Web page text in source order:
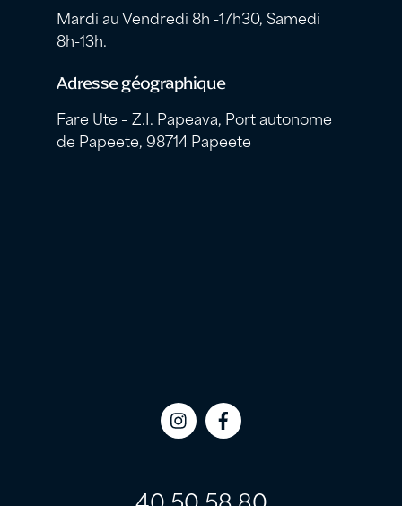
Mardi au Vendredi 8h -17h30, Samedi
8h-13h.
Adresse géographique
Fare Ute – Z.I. Papeava, Port autonome
de Papeete, 98714 Papeete
Icon
Icon